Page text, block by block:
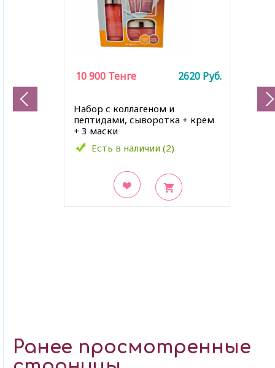
Набор с коллагеном и
пептидами, сыворотка + крем
+ 3 маски
Есть в наличии (2)
10 900 Тенге 2620 Руб.
Ранее просмотренные